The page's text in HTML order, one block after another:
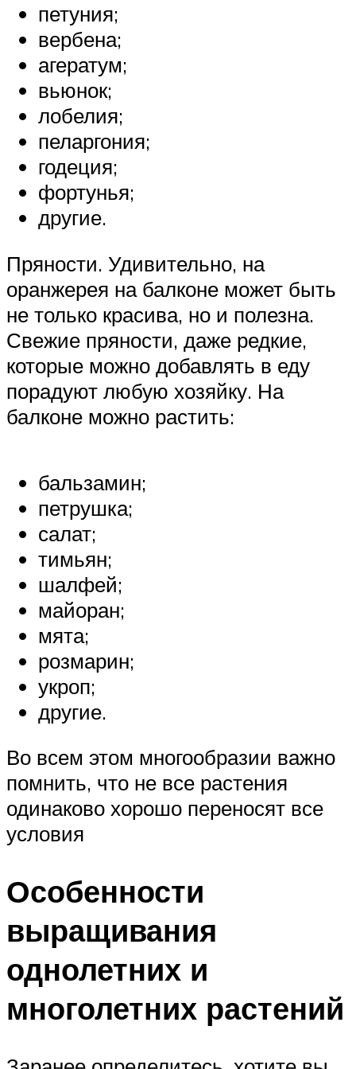
петуния;
вербена;
агератум;
вьюнок;
лобелия;
пеларгония;
годеция;
фортунья;
другие.
Пряности. Удивительно, на
оранжерея на балконе может быть
не только красива, но и полезна.
Свежие пряности, даже редкие,
которые можно добавлять в еду
порадуют любую хозяйку. На
балконе можно растить:
бальзамин;
петрушка;
салат;
тимьян;
шалфей;
майоран;
мята;
розмарин;
укроп;
другие.
Во всем этом многообразии важно
помнить, что не все растения
одинаково хорошо переносят все
условия
Особенности
выращивания
однолетних и
многолетних растений